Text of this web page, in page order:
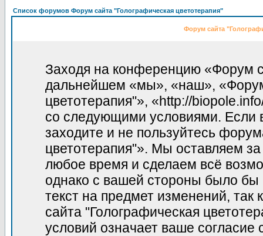
Список форумов Форум сайта "Голографическая цветотерапия"
Форум сайта
Заходя на конференцию «Форум
дальнейшем «мы», «наш»,
цветотерапия"», «http://
со следующими условиями. Если
заходите и не пользуйтесь
цветотерапия"». Мы оставляем
любое время и сделаем всё
однако с вашей стороны было бы
текст на предмет изменений,
сайта "Голографическая
условий означает ваше согласие